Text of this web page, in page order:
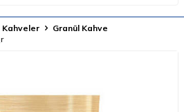
Kahveler
Granül Kahve